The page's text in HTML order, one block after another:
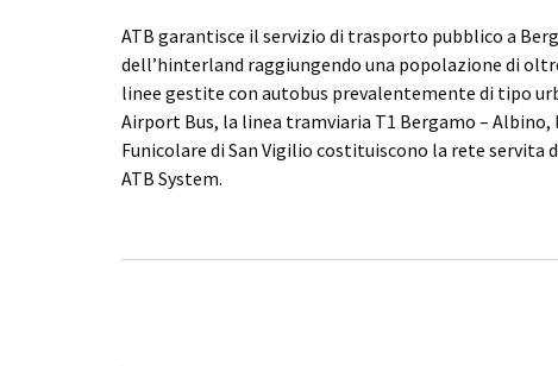
ATB garantisce il servizio di trasporto pubblico a
dell’hinterland raggiungendo una popolazione di
linee gestite con autobus prevalentemente di tipo
Airport Bus, la linea tramviaria T1 Bergamo – Albino,
Funicolare di San Vigilio costituiscono la rete servita
ATB System.